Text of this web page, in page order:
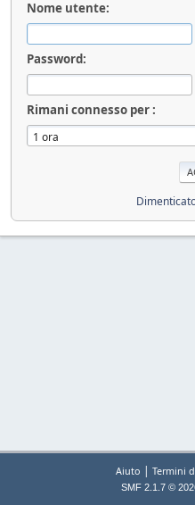
Nome utente:
Password:
Rimani connesso per :
Aiuto | Termini
SMF 2.1.7 ©